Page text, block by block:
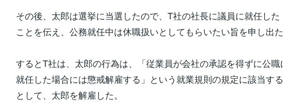
その後、太郎は選挙に当選したので、T社の社長に議員に就任した
ことを伝え、公務就任中は休職扱いとしてもらいたい旨を申し出
するとT社は、太郎の行為は、「従業員が会社の承認を得ずに公職
就任した場合には懲戒解雇する」という就業規則の規定に該当する
として、太郎を解雇した。